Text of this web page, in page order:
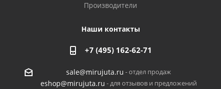
Производители
Наши контакты
+7 (495) 162-62-71
sale@mirujuta.ru - отдел продаж
eshop@mirujuta.ru - для отзывов и предложений